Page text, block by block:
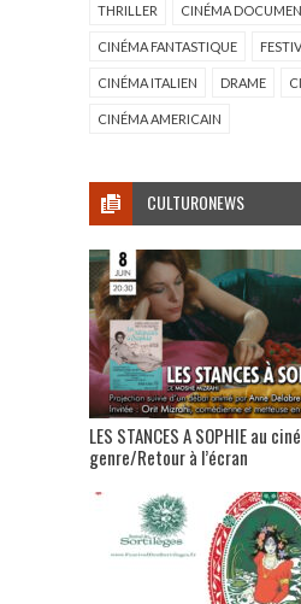
THRILLER CINÉMA
CINÉMA FANTASTIQUE
CINÉMA ITALIEN DRAME
CINÉMA AMERICAIN
CULTURONEWS
LES STANCES A SOPHIE au
genre/Retour à l’écran